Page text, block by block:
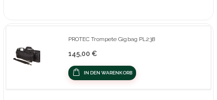
PROTEC Trompete Gigbag PL238
145,00 €
IN DEN WARENKORB